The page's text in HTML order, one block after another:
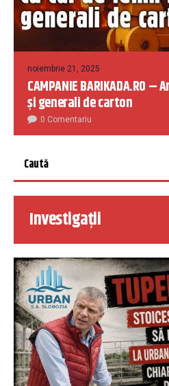
noiembrie 21, 2025
CAMPANIE BARIKADA.RO
și generali de carton
0 Comentariu
Investigații